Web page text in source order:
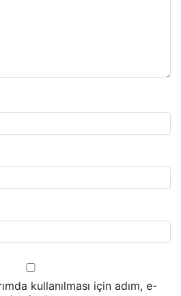
kullanılması için adım, e-